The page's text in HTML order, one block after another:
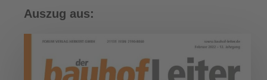
Auszug aus: